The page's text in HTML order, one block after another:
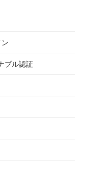
ブル認証